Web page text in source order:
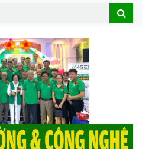
Search